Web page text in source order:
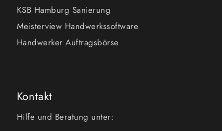
KSB Hamburg Sanierung
Meisterview Handwerkssoftware
Handwerker Auftragsbörse
Kontakt
Hilfe und Beratung unter: